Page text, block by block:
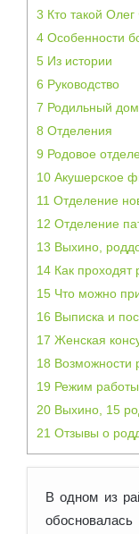
3 Кто такой
4 Особенности
5 Из истории
6 Руководство
7 Родильный
8 Отделения
9 Родовое
10 Акушерское
11 Отделение
12 Отделение
13 Выхино,
14 Как проходят
15 Что можно
16 Выписка и
17 Женская
18 Возможности
19 Режим работы
20 Выхино, 15
21 Отзывы о
В одном из